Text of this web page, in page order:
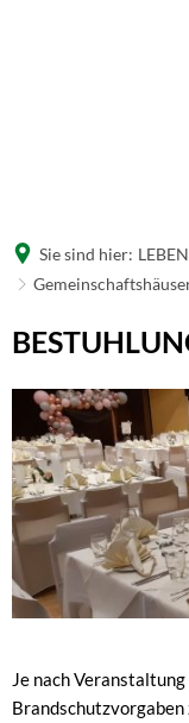
Sie sind hier:
Je nach
Brandschutzvorgaben